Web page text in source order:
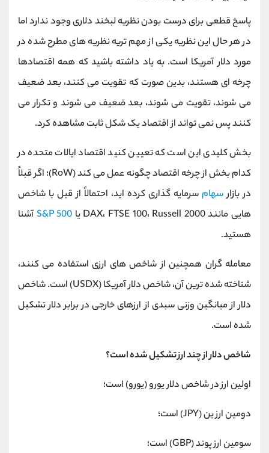
پاسخ قطعی برای درست بودن نظریه لبخند دلاری وجود ندارد اما
در هر حال این نظریه یکی از مهم تریه نظریه های مطرح شده در
مورد دلار آمریکا است. به یاد داشته باشید که همه اقتصادها
چرخه ‌ای هستند، بدین صورت که تقویت می ‌کنند، بعد ضعیف
می ‌شوند، تقویت می ‌شوند، بعد ضعیف می‌ شوند و تکرار می
‌کنند پس نمی تواند از اقتصاد یک شکل ثابت مشاهده کرد.
بخش کلیدی این است که تعیین کنید اقتصاد ایالات متحده در
کدام بخش از چرخه اقتصاد چگونه عمل می ‌کند (RoW)؛ اگر قبلاً
در بازارسهام سرمایه گذاری کرده ‌اید، احتمالاً از قبل با شاخص
هایی مانند DAX، FTSE 100، Russell 2000 یا
S&P 500آشنا
هستید.
معامله گران همچنین از شاخص های ارزی استفاده می کنند،
شناخته شده ترین آن، شاخص دلار آمریکا (USDX) است. شاخص
دلار از میانگین وزنی سبدی از ارزهای خارجی در برابر دلار تشکیل
شده است.
شاخص دلار از چند ارز تشکیل شده است؟
اولین ارز در شاخص دلار یورو (یورو) است؛
دومین ارز ین (JPY) است؛
سومین ارز پوند (GBP) است؛